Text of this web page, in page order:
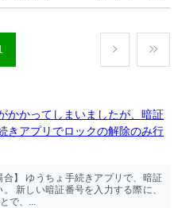
かかってしまいましたが、暗証
きアプリでロックの解除のみ行
合】 ゆうちょ手続きアプリで、暗証
新しい暗証番号を入力する際に、
で、...